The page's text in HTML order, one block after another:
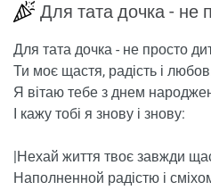
Для тата дочка - не
Для тата дочка - не просто
Ти моє щастя, радість і
Я вітаю тебе з днем
І кажу тобі я знову і знову:
|Нехай життя твоє завжди
Наполненной радістю і